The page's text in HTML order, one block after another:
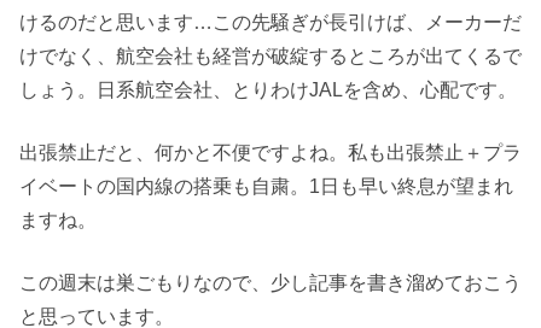
けるのだと思います…この先騒ぎが長引けば、メーカーだ
けでなく、航空会社も経営が破綻するところが出てくるで
しょう。日系航空会社、とりわけJALを含め、心配です。
出張禁止だと、何かと不便ですよね。私も出張禁止＋プラ
イベートの国内線の搭乗も自粛。1日も早い終息が望まれ
ますね。
この週末は巣ごもりなので、少し記事を書き溜めておこう
と思っています。